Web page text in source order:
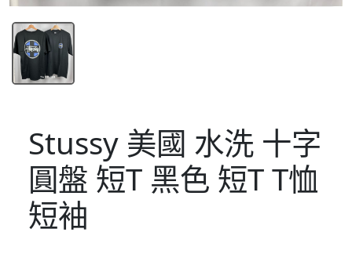
Stussy 美國 水洗 十字
圓盤 短T 黑色 短T T恤
短袖